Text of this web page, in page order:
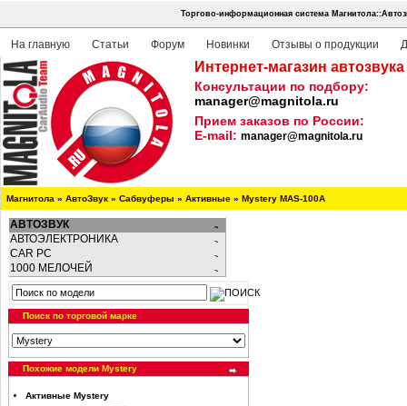
Торгово-информационная система
На главную Статьи Форум Новинки Отзывы о продукции
Интернет-магазин
Консультации по подбору:
manager@magnitola.ru
Прием заказов по России:
E-mail: manager@magnitola.ru
Магнитола » АвтоЗвук » Сабвуферы » Активные » Mystery MAS-100A
АВТОЗВУК
АВТОЭЛЕКТРОНИКА
CAR PC
1000 МЕЛОЧЕЙ
Поиск по торговой марке
Похожие модели Mystery
Активные Mystery